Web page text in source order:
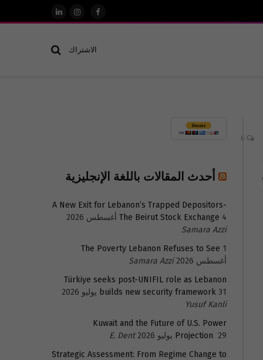
فيسبوكالانستغرام
لينكدإن
الاشتراك
أحدث المقالات باللغة الإنجليزية
A New Exit for Lebanon’s Trapped Depositors-
The Beirut Stock Exchange 4 أغسطس 2026
Samara Azzi
The Poverty Lebanon Refuses to See 1
أغسطس 2026
Samara Azzi
Türkiye seeks post-UNIFIL role as Lebanon
builds new security framework 31 يوليو 2026
Yusuf Kanli
Kuwait and the Future of U.S. Power
Projection 29 يوليو 2026
E. Dent
Strategic Assessment: From Regime Change to